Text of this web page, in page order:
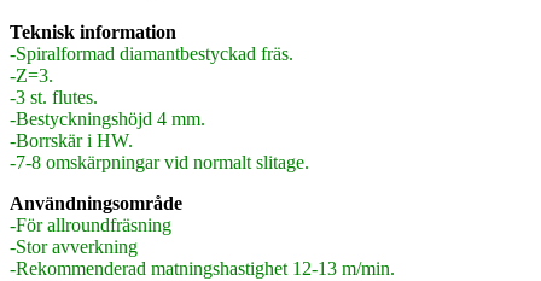
Teknisk information
-Spiralformad diamantbestyckad fräs.
-Z=3.
-3 st. flutes.
-Bestyckningshöjd 4 mm.
-Borrskär i HW.
-7-8 omskärpningar vid normalt slitage.
Användningsområde
-För allroundfräsning
-Stor avverkning
-Rekommenderad matningshastighet 12-13 m/min.